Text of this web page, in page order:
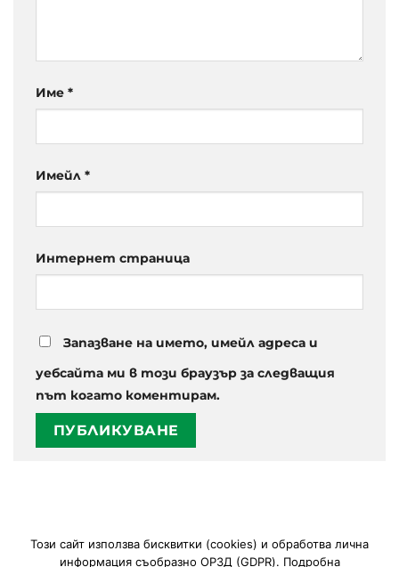
Име *
Имейл *
Интернет страница
Запазване на името, имейл адреса и
уебсайта ми в този браузър за следващия
път когато коментирам.
РЕСТОРАНТ РЕЗЕРВАЦИЯ СЪБИТИЯ
КОНТАКТИ
Този сайт използва бисквитки (cookies) и обработва лична
информация съобразно ОРЗД (GDPR). Подробна